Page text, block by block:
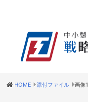
HOME 添付ファイル 画像1